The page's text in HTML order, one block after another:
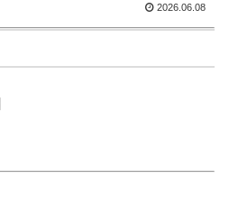
2026.06.08